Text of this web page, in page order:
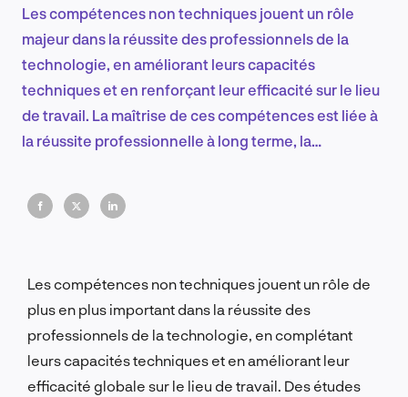
FR
Les compétences non techniques jouent un rôle
majeur dans la réussite des professionnels de la
technologie, en améliorant leurs capacités
techniques et en renforçant leur efficacité sur le lieu
de travail. La maîtrise de ces compétences est liée à
la réussite professionnelle à long terme, la
l'avancement professionnel et le maintien dans
l'emploi.
Les compétences non techniques jouent un rôle de
plus en plus important dans la réussite des
professionnels de la technologie, en complétant
leurs capacités techniques et en améliorant leur
efficacité globale sur le lieu de travail. Des études